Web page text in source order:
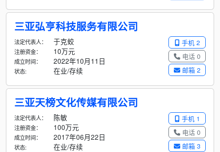
三亚弘亨科技服务有限公司
手机 2
电话 0
邮箱 2
法定代表人： 于克蛟
注册资金： 10万元
成立时间： 2022年10月11日
状态: 在业/存续
三亚天榜文化传媒有限公司
手机 1
电话 0
邮箱 3
法定代表人： 陈敏
注册资金： 100万元
成立时间： 2017年06月22日
状态: 在业/存续